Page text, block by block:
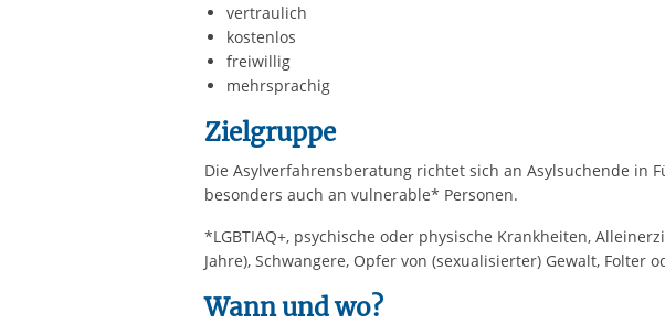
vertraulich
kostenlos
freiwillig
mehrsprachig
Zielgruppe
Die Asylverfahrensberatung richtet sich an Asylsuchende in
besonders auch an vulnerable* Personen.
*LGBTIAQ+, psychische oder physische Krankheiten,
Jahre), Schwangere, Opfer von (sexualisierter) Gewalt, Folter
Wann und wo?